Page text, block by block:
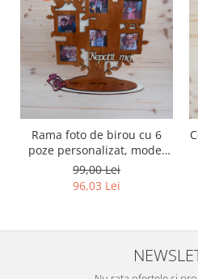
Rama foto de birou cu 6
poze personalizat, model
Tree
99,00 Lei
96,03 Lei